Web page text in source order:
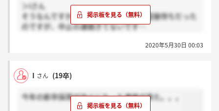
＞Iさん
そうなんですか！私もエントリーして面接待ちだった
のですが、中止の連絡きてないです…
2020年5月30日 00:03
I さん (19卒)
今年の新卒採用が中止になった連絡が来た。。。